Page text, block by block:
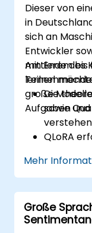
Dieser von
in
sich an
Entwickler
mittlerem bis
lernen
große
Aufgaben
Am Ende des
Die
sowie
QLoRA
für
Die
Mehr
Große